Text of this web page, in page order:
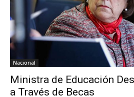
Nacional
Ministra de Educación
a Través de Becas